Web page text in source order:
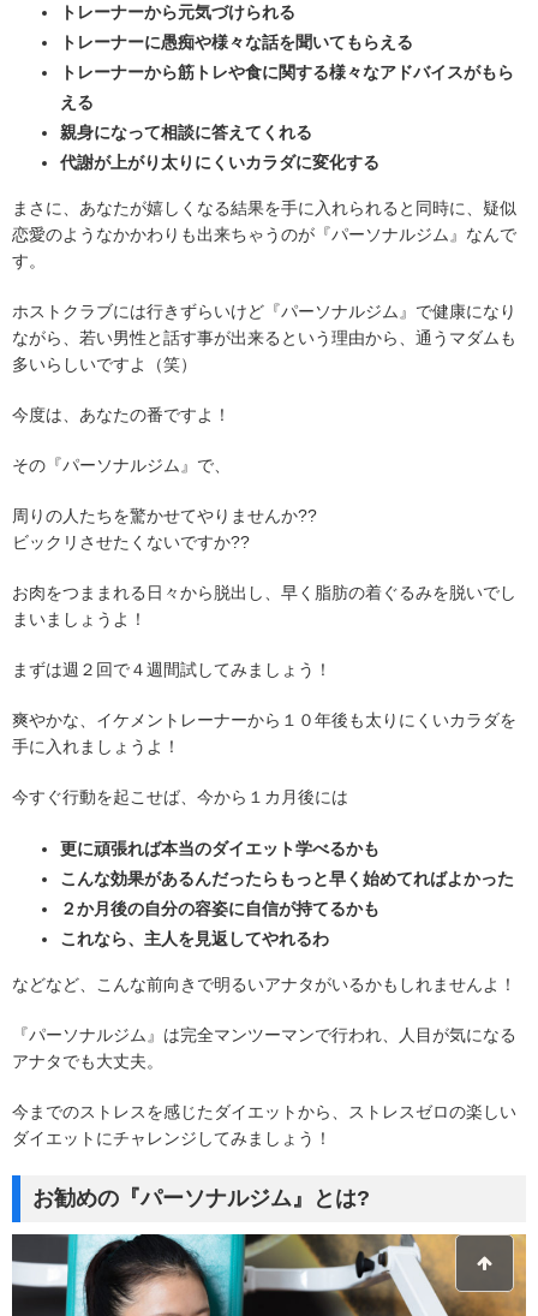
トレーナーから元気づけられる
トレーナーに愚痴や様々な話を聞いてもらえる
トレーナーから筋トレや食に関する様々なアドバイスがもら
える
親身になって相談に答えてくれる
代謝が上がり太りにくいカラダに変化する
まさに、あなたが嬉しくなる結果を手に入れられると同時に、疑似
恋愛のようなかかわりも出来ちゃうのが『パーソナルジム』なんで
す。
ホストクラブには行きずらいけど『パーソナルジム』で健康になり
ながら、若い男性と話す事が出来るという理由から、通うマダムも
多いらしいですよ（笑）
今度は、あなたの番ですよ！
その『パーソナルジム』で、
周りの人たちを驚かせてやりませんか??
ビックリさせたくないですか??
お肉をつままれる日々から脱出し、早く脂肪の着ぐるみを脱いでし
まいましょうよ！
まずは週２回で４週間試してみましょう！
爽やかな、イケメントレーナーから１０年後も太りにくいカラダを
手に入れましょうよ！
今すぐ行動を起こせば、今から１カ月後には
更に頑張れば本当のダイエット学べるかも
こんな効果があるんだったらもっと早く始めてればよかった
２か月後の自分の容姿に自信が持てるかも
これなら、主人を見返してやれるわ
などなど、こんな前向きで明るいアナタがいるかもしれませんよ！
『パーソナルジム』は完全マンツーマンで行われ、人目が気になる
アナタでも大丈夫。
今までのストレスを感じたダイエットから、ストレスゼロの楽しい
ダイエットにチャレンジしてみましょう！
お勧めの『パーソナルジム』とは?